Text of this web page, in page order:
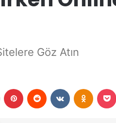
Göz Atın
Tumblr Pinterest Reddit VKontakte